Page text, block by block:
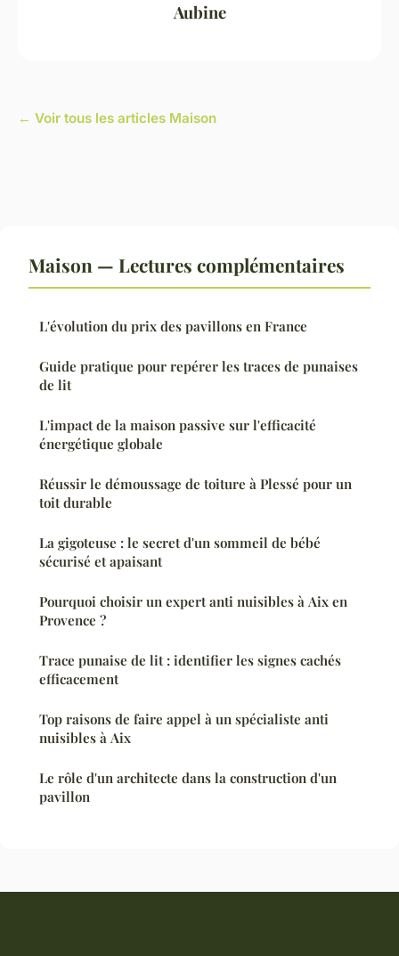
Aubine
← Voir tous les articles Maison
Maison — Lectures complémentaires
L'évolution du prix des pavillons en France
Guide pratique pour repérer les traces de punaises
de lit
L'impact de la maison passive sur l'efficacité
énergétique globale
Réussir le démoussage de toiture à Plessé pour un
toit durable
La gigoteuse : le secret d'un sommeil de bébé
sécurisé et apaisant
Pourquoi choisir un expert anti nuisibles à Aix en
Provence ?
Trace punaise de lit : identifier les signes cachés
efficacement
Top raisons de faire appel à un spécialiste anti
nuisibles à Aix
Le rôle d'un architecte dans la construction d'un
pavillon